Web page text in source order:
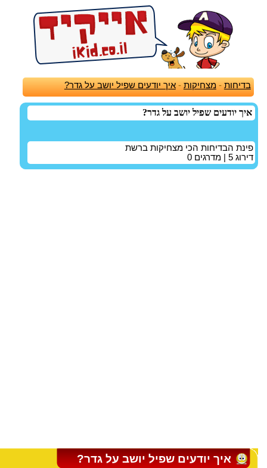
בדיחות -מצחיקות -איך יודעים שפיל יושב על גדר?
איך יודעים שפיל יושב על גדר?
פינת הבדיחות הכי מצחיקות ברשת
דירוג 5 | מדרגים 0
איך יודעים שפיל יושב על גדר?